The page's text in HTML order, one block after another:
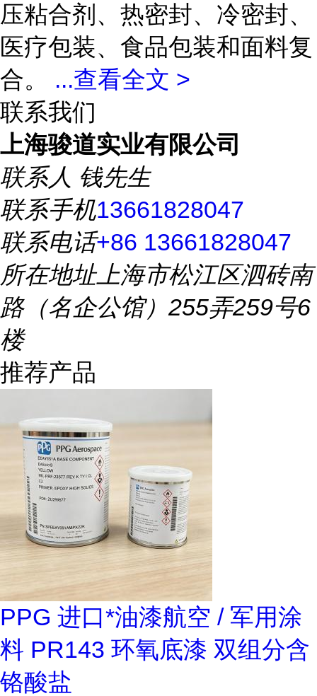
压粘合剂、热密封、冷密封、
医疗包装、食品包装和面料复
合。 ...查看全文 >
联系我们
上海骏道实业有限公司
联系人 钱先生
联系手机13661828047
联系电话+86 13661828047
所在地址上海市松江区泗砖南
路（名企公馆）255弄259号6
楼
推荐产品
PPG 进口*油漆航空 / 军用涂
料 PR143 环氧底漆 双组分含
铬酸盐